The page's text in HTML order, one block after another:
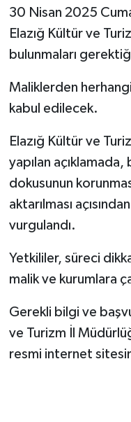
30 Nisan 2025
Elazığ Kültür ve
bulunmaları
Maliklerden
kabul edilecek.
Elazığ Kültür ve
yapılan açıklamada,
dokusunun
aktarılması
vurgulandı.
Yetkililer, süreci
malik ve kurumlara
Gerekli bilgi ve
ve Turizm İl
resmi internet